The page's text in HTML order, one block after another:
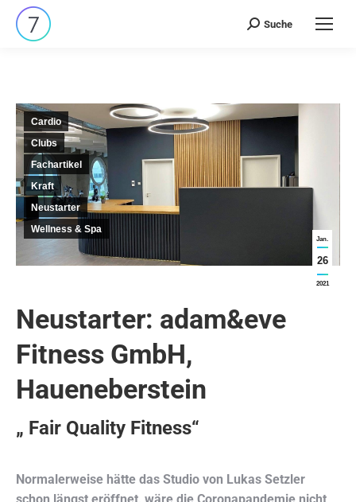
Search:
Suche
Jan.
26
2021
Cardio
Clubs
Fachartikel
Kraft
Neustarter
Wellness & Spa
Neustarter: adam&eve
Fitness GmbH,
Haueneberstein
„ Fair Quality Fitness“
Normalerweise hätte das Studio von Lukas Setzler